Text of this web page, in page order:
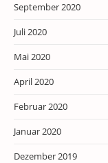
September 2020
Juli 2020
Mai 2020
April 2020
Februar 2020
Januar 2020
Dezember 2019